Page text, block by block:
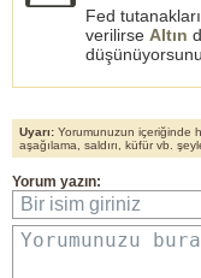
Fed
verilirse Altın
Uyarı: Yorumunuzun içeriğinde
aşağılama, saldırı, küfür vb.
Yorum yazın:
Bir isim giriniz
Yorumunuzu